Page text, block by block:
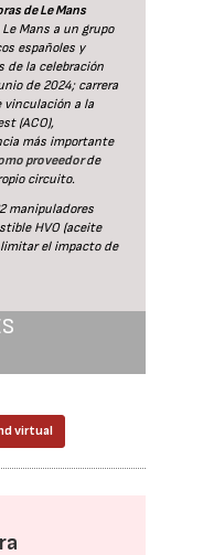
de Le Mans
Mans a un grupo
españoles y
de la celebración
de 2024; carrera
vinculación a la
(ACO),
más importante
proveedorde
circuito.
manipuladores
HVO (aceite
el impacto de
virtual